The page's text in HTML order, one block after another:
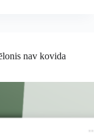
nav kovida